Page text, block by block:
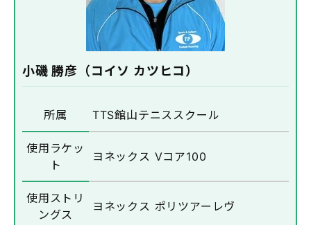
小磯 勝彦（コイソ カツヒコ）
所属 TTS館山テニススクール
使用ラケッ
ト
ヨネックス Vコア100
使用ストリ
ングス
ヨネックス ポリツアーレヴ